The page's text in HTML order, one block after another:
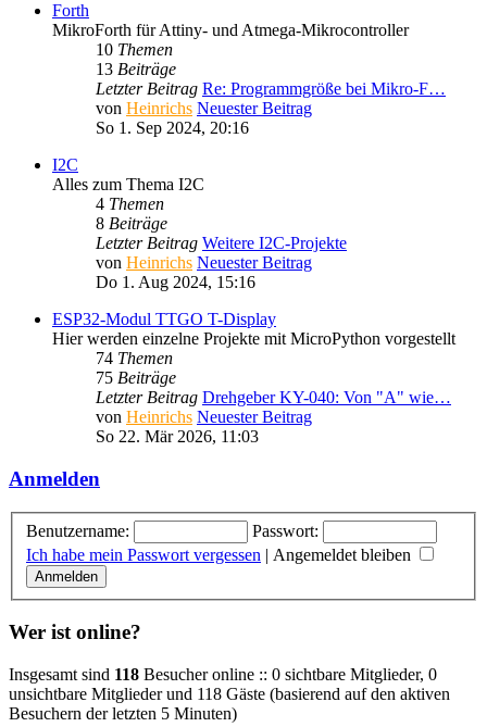
Forth
MikroForth für Attiny- und Atmega-Mikrocontroller
10 Themen
13 Beiträge
Letzter Beitrag Re: Programmgröße bei Mikro-F…
von Heinrichs Neuester Beitrag
So 1. Sep 2024, 20:16
I2C
Alles zum Thema I2C
4 Themen
8 Beiträge
Letzter Beitrag Weitere I2C-Projekte
von Heinrichs Neuester Beitrag
Do 1. Aug 2024, 15:16
ESP32-Modul TTGO T-Display
Hier werden einzelne Projekte mit MicroPython vorgestellt
74 Themen
75 Beiträge
Letzter Beitrag Drehgeber KY-040: Von "A" wie…
von Heinrichs Neuester Beitrag
So 22. Mär 2026, 11:03
Anmelden
Benutzername:
Passwort:
Ich habe mein Passwort vergessen | Angemeldet bleiben
Wer ist online?
Insgesamt sind 118 Besucher online :: 0 sichtbare Mitglieder, 0
unsichtbare Mitglieder und 118 Gäste (basierend auf den aktiven
Besuchern der letzten 5 Minuten)